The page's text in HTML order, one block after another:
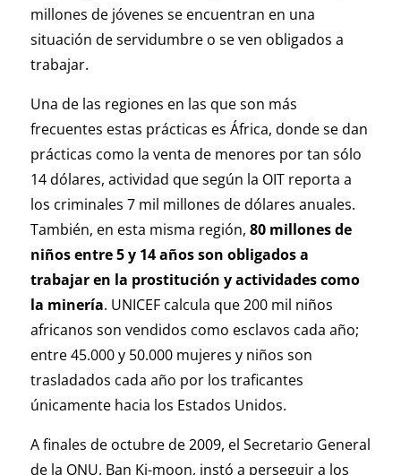
millones de jóvenes se encuentran en una
situación de servidumbre o se ven obligados a
trabajar.
Una de las regiones en las que son más
frecuentes estas prácticas es África, donde se dan
prácticas como la venta de menores por tan sólo
14 dólares, actividad que según la OIT reporta a
los criminales 7 mil millones de dólares anuales.
También, en esta misma región, 80 millones de
niños entre 5 y 14 años son obligados a
trabajar en la prostitución y actividades como
la minería. UNICEF calcula que 200 mil niños
africanos son vendidos como esclavos cada año;
entre 45.000 y 50.000 mujeres y niños son
trasladados cada año por los traficantes
únicamente hacia los Estados Unidos.
A finales de octubre de 2009, el Secretario General
de la ONU, Ban Ki-moon, instó a perseguir a los